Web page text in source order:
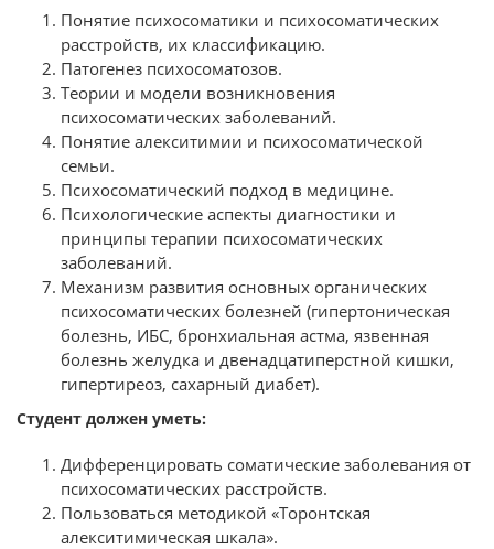
Понятие психосоматики и психосоматических
расстройств, их классификацию.
Патогенез психосоматозов.
Теории и модели возникновения
психосоматических заболеваний.
Понятие алекситимии и психосоматической
семьи.
Психосоматический подход в медицине.
Психологические аспекты диагностики и
принципы терапии психосоматических
заболеваний.
Механизм развития основных органических
психосоматических болезней (гипертоническая
болезнь, ИБС, бронхиальная астма, язвенная
болезнь желудка и двенадцатиперстной кишки,
гипертиреоз, сахарный диабет).
Студент должен уметь:
Дифференцировать соматические заболевания от
психосоматических расстройств.
Пользоваться методикой «Торонтская
алекситимическая шкала».